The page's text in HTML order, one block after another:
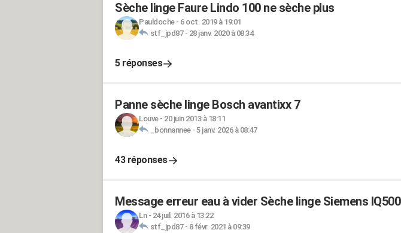
Sèche linge Faure Lindo 100 ne sèche plus
Pauldoche- 6 oct. 2019 à 19:01
stf_jpd87- 28 janv. 2020 à 08:34
5 réponses
Panne sèche linge Bosch avantixx 7
Louve- 20 juin 2013 à 18:11
_bonnannee- 5 janv. 2026 à 08:47
43 réponses
Message erreur eau à vider Sèche linge Siemens IQ500
Ln- 24 juil. 2016 à 13:22
stf_jpd87- 8 févr. 2021 à 09:39